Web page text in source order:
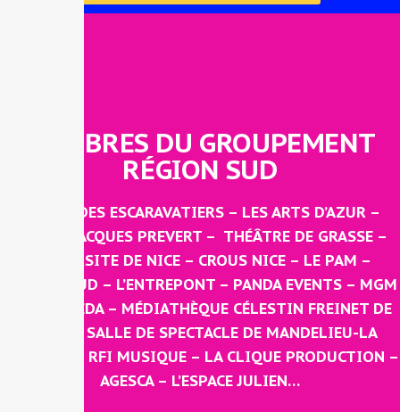
MEMBRES DU GROUPEMENT
RÉGION SUD
LE MAS DES ESCARAVATIERS – LES ARTS D’AZUR –
FORUM JACQUES PREVERT – THÉÂTRE DE GRASSE –
UNIVERSITE DE NICE – CROUS NICE – LE PAM –
ORIZON SUD – L’ENTREPONT – PANDA EVENTS – MGM
– LE MAKEDA – MÉDIATHÈQUE CÉLESTIN FREINET DE
VENCE – SALLE DE SPECTACLE DE MANDELIEU-LA
NAPOULE – RFI MUSIQUE – LA CLIQUE PRODUCTION –
AGESCA – L’ESPACE JULIEN…